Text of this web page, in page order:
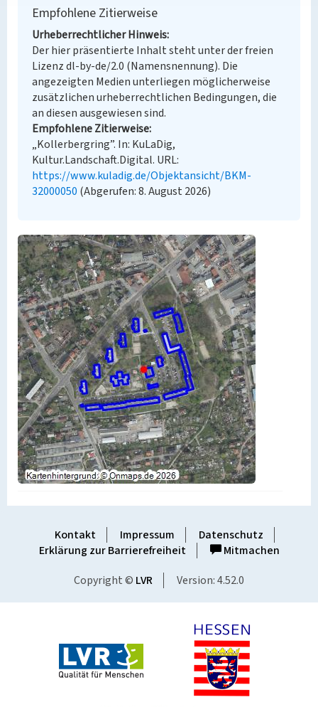
Empfohlene Zitierweise
Urheberrechtlicher Hinweis
Der hier präsentierte Inhalt steht unter der freien
Lizenz dl-by-de/2.0 (Namensnennung). Die
angezeigten Medien unterliegen möglicherweise
zusätzlichen urheberrechtlichen Bedingungen, die
an diesen ausgewiesen sind.
Empfohlene Zitierweise
„Kollerbergring”. In: KuLaDig,
Kultur.Landschaft.Digital. URL:
https://www.kuladig.de/Objektansicht/BKM-
32000050 (Abgerufen: 8. August 2026)
Kontakt Impressum
Datenschutz
Erklärung zur Barrierefreiheit
Mitmachen
Copyright © LVR Version: 4.52.0